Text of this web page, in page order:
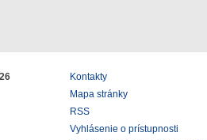
Kontakty
Mapa stránky
RSS
Vyhlásenie o prístupnosti